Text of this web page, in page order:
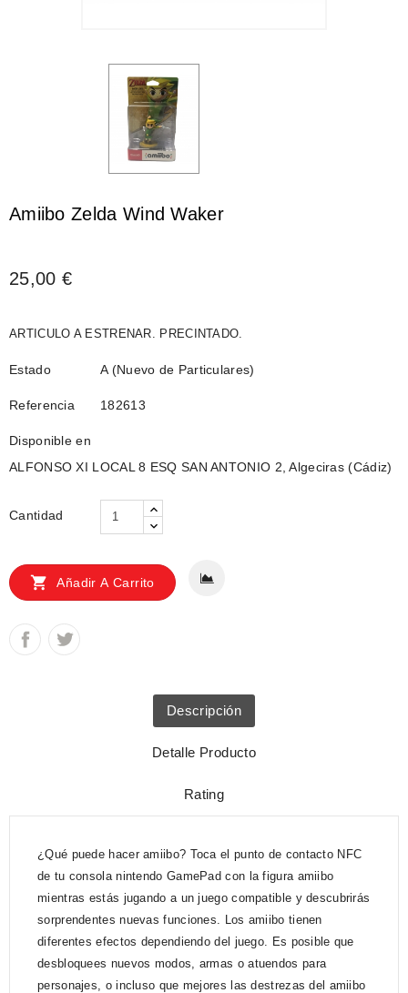
Amiibo Zelda Wind Waker
25,00 €
ARTICULO A ESTRENAR. PRECINTADO.
Estado A (Nuevo de Particulares)
Referencia 182613
Disponible en
ALFONSO XI LOCAL 8 ESQ SAN ANTONIO 2, Algeciras (Cádiz)
Cantidad
 Añadir A Carrito
Descripción
Detalle Producto
Rating
¿Qué puede hacer amiibo? Toca el punto de contacto NFC
de tu consola nintendo GamePad con la figura amiibo
mientras estás jugando a un juego compatible y descubrirás
sorprendentes nuevas funciones. Los amiibo tienen
diferentes efectos dependiendo del juego. Es posible que
desbloquees nuevos modos, armas o atuendos para
personajes, o incluso que mejores las destrezas del amiibo